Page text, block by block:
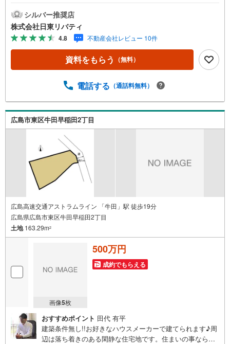
リバティへ!!チラシやネット広告に載っていない物件もご紹
介できます。広島市内はもちろん廿日市から呉・東広島ま
で6000物件の豊富な情報量!!「実際に自分自身が住む家を
見て納得して買いたい」広告では分かり難い物件の長所や
短所を現地でご確認できます。お気軽にお問い合わせ下さ
い。TV電話やLINE等でオンライン案内も可能です。お気軽
をモットーに、創業以来多くのお客様に信頼と信用を頂
できました。「人と人、心と心」これからもこの精神を大
切に、お客様へのサポートをさせて頂きます。株式会社日
東リバティ〒732-0818広島市南区段原日出2丁目2-22-2F
シルバー推奨店
株式会社日東リバティ
4.8 不動産会社レビュー 10件
資料をもらう （無料）
電話する （通話料無料）
広島市東区牛田早稲田2丁目
広島高速交通アストラムライン 「牛田」駅 徒歩19分
広島県広島市東区牛田早稲田2丁目
土地163.29m2
画像5枚
500万円
成約でもらえる
おすすめポイント 田代 有平
建築条件無し!!お好きなハウスメーカーで建てられます♪周
辺は落ち着きのある閑静な住宅地です。住まいの事ならマ